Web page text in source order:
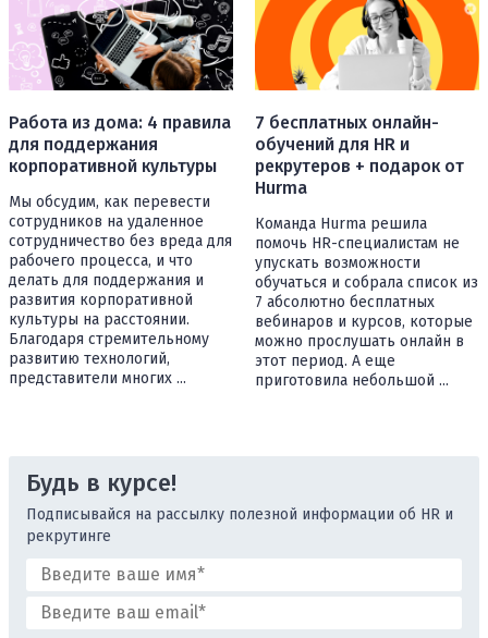
Работа из дома: 4 правила
для поддержания
корпоративной культуры
Мы обсудим, как перевести
сотрудников на удаленное
сотрудничество без вреда для
рабочего процесса, и что
делать для поддержания и
развития корпоративной
культуры на расстоянии.
Благодаря стремительному
развитию технологий,
представители многих ...
7 бесплатных онлайн-
обучений для HR и
рекрутеров + подарок от
Hurma
Команда Hurma решила
помочь HR-специалистам не
упускать возможности
обучаться и собрала список из
7 абсолютно бесплатных
вебинаров и курсов, которые
можно прослушать онлайн в
этот период. А еще
приготовила небольшой ...
Будь в курсе!
Подписывайся на рассылку полезной информации об HR и
рекрутинге